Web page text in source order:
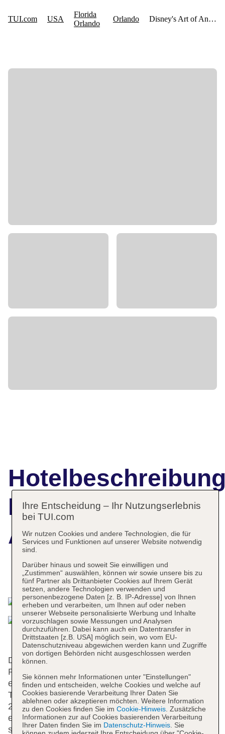
Disney's Art of
Animation Resort
Das bietet Ihre Unterkunft
Das Hotel mit Aufzügen verfügt über 1984 Zimmer.
Rund um die Uhr steht den Gästen
englischsprachiges Personal an der Rezeption mit
Tat und Rat zur Seite, das Ein- und Auschecken ist
24 h am Tag möglich. Eine Gepäckaufbewahrung,
ein Safe, eine Wechselstube und ein Geldautomat
stehen als Serviceleistungen zur Verfügung. Per
Ihre Entscheidung – Ihr Nutzungserlebnis
bei TUI.com
Wir nutzen Cookies und andere Technologien, die für
Services und Funktionen auf unserer Website notwendig
sind.
Darüber hinaus und soweit Sie einwilligen und
„Zustimmen“ auswählen, können wir sowie unsere bis zu
fünf Partner als Drittanbieter Cookies auf Ihrem Gerät
setzen, andere Technologien verwenden und
personenbezogene Daten [z. B. IP-Adresse] von Ihnen
erheben und verarbeiten, um Ihnen auf oder neben
unserer Webseite personalisierte Werbung und Inhalte
vorzuschlagen sowie Messungen und Analysen
durchzuführen. Dabei kann auch ein Datentransfer in
Drittstaaten [z.B. USA] möglich sein, wo vom EU-
Datenschutzniveau abgewichen werden kann und Zugriffe
von dortigen Behörden nicht ausgeschlossen werden
können.
Sie können mehr Informationen unter "Einstellungen"
finden und entscheiden, welche Cookies und welche auf
Cookies basierende Verarbeitung Ihrer Daten Sie
ablehnen oder akzeptieren möchten. Weitere Information
zu den Cookies finden Sie im Cookie-Hinweis. Zusätzliche
Informationen zur auf Cookies basierenden Verarbeitung
Ihrer Daten finden Sie im Datenschutz-Hinweis. Sie